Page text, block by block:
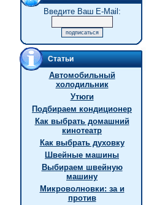
Введите Ваш E-Mail:
Статьи
Автомобильный
холодильник
Утюги
Подбираем кондиционер
Как выбрать домашний
кинотеатр
Как выбрать духовку
Швейные машины
Выбираем швейную
машину
Микроволновки: за и
против